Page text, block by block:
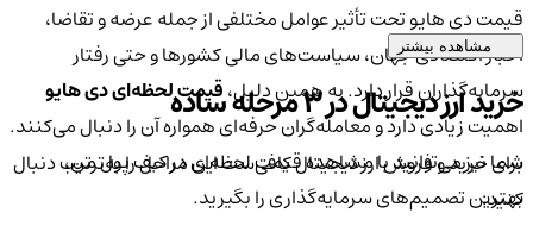
قیمت دی هایو تحت تأثیر عوامل مختلفی از جمله عرضه و تقاضا،
اخبار اقتصادی جهان، سیاست‌های مالی کشورها و حتی رفتار
سرمایه‌گذاران قرار دارد. به همین دلیل،قیمت لحظه‌ای دی هایو
اهمیت زیادی دارد و معامله‌گران حرفه‌ای همواره آن را دنبال می‌کنند.
شما نیز می‌توانید با مشاهده قیمت لحظه‌ای در کیف پول من،
بهترین تصمیم‌های سرمایه‌گذاری را بگیرید.
مشاهده بیشتر
خرید ارز دیجیتال در 3 مرحله ساده
برای خرید و فروش ارز دیجیتال کافی‌ست این مراحل را به‌ترتیب دنبال
کنید: